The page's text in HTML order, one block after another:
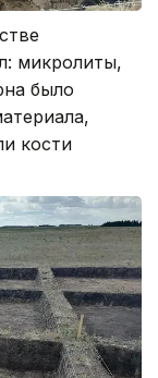
микролиты,
было
кости